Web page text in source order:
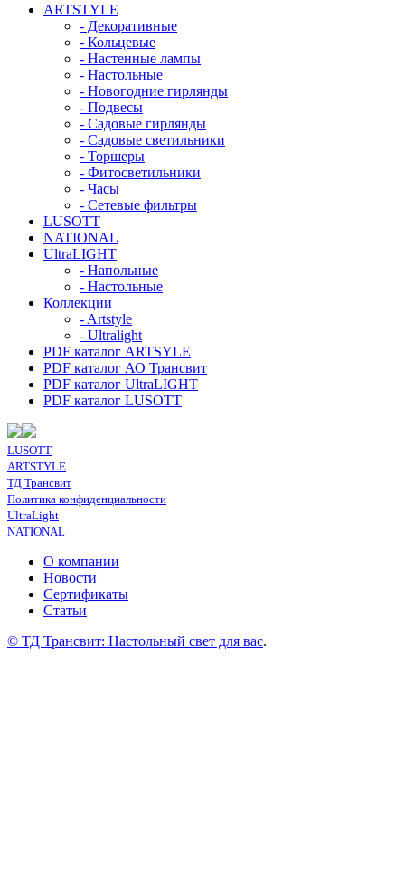
ARTSTYLE
- Декоративные
- Кольцевые
- Настенные лампы
- Настольные
- Новогодние гирлянды
- Подвесы
- Садовые гирлянды
- Садовые светильники
- Торшеры
- Фитосветильники
- Часы
- Сетевые фильтры
LUSOTT
NATIONAL
UltraLIGHT
- Напольные
- Настольные
Коллекции
- Artstyle
- Ultralight
PDF каталог ARTSYLE
PDF каталог АО Трансвит
PDF каталог UltraLIGHT
PDF каталог LUSOTT
LUSOTT
ARTSTYLE
ТД Трансвит
Политика конфиденциальности
UltraLight
NATIONAL
О компании
Новости
Сертификаты
Статьи
© ТД Трансвит: Настольный свет для вас.